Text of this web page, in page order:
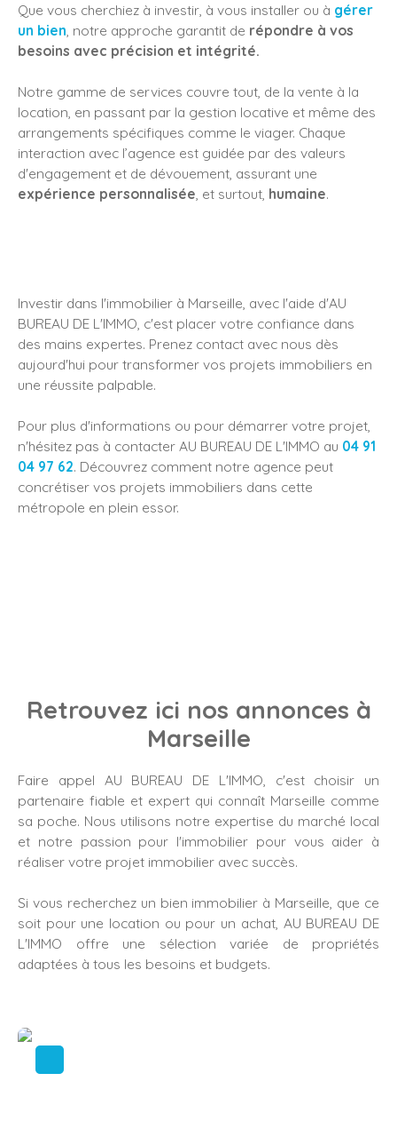
Que vous cherchiez à investir, à vous installer ou à gérer
un bien, notre approche garantit de répondre à vos
besoins avec précision et intégrité.
Notre gamme de services couvre tout, de la vente à la
location, en passant par la gestion locative et même des
arrangements spécifiques comme le viager. Chaque
interaction avec l’agence est guidée par des valeurs
d'engagement et de dévouement, assurant une
expérience personnalisée, et surtout, humaine.
Investir dans l'immobilier à Marseille, avec l'aide d'AU
BUREAU DE L'IMMO, c'est placer votre confiance dans
des mains expertes. Prenez contact avec nous dès
aujourd'hui pour transformer vos projets immobiliers en
une réussite palpable.
Pour plus d'informations ou pour démarrer votre projet,
n'hésitez pas à contacter AU BUREAU DE L'IMMO au 04 91
04 97 62. Découvrez comment notre agence peut
concrétiser vos projets immobiliers dans cette
métropole en plein essor.
Retrouvez ici nos annonces à
Marseille
Faire appel AU BUREAU DE L'IMMO, c'est choisir un
partenaire fiable et expert qui connaît Marseille comme
sa poche. Nous utilisons notre expertise du marché local
et notre passion pour l'immobilier pour vous aider à
réaliser votre projet immobilier avec succès.
Si vous recherchez un bien immobilier à Marseille, que ce
soit pour une location ou pour un achat, AU BUREAU DE
L'IMMO offre une sélection variée de propriétés
adaptées à tous les besoins et budgets.